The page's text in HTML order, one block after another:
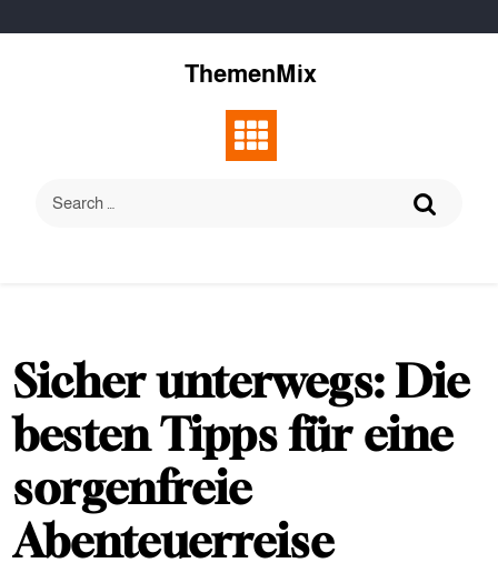
to
ThemenMix
Sicher unterwegs: Die
besten Tipps für eine
sorgenfreie
Abenteuerreise